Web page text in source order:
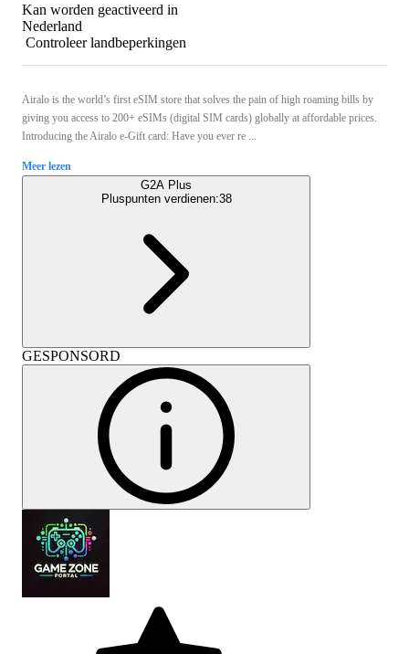
Kan worden geactiveerd in
Nederland
Controleer landbeperkingen
Airalo is the world’s first eSIM store that solves the pain of high roaming bills by
giving you access to 200+ eSIMs (digital SIM cards) globally at affordable prices.
Introducing the Airalo e-Gift card: Have you ever re ...
Meer lezen
G2A Plus
Pluspunten verdienen:38
GESPONSORD